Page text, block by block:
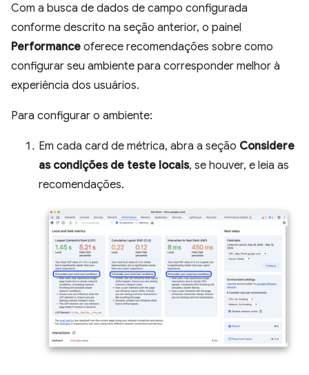
Com a busca de dados de campo configurada
conforme descrito na seção anterior, o painel
Performance oferece recomendações sobre como
configurar seu ambiente para corresponder melhor à
experiência dos usuários.
Para configurar o ambiente:
Em cada card de métrica, abra a seção Considere
as condições de teste locais, se houver, e leia as
recomendações.